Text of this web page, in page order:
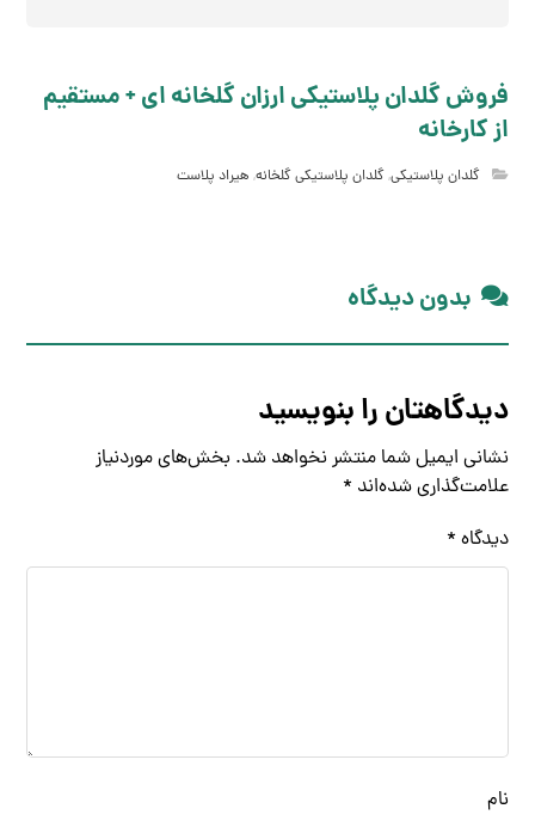
فروش گلدان پلاستیکی ارزان گلخانه ای + مستقیم
از کارخانه
گلدان پلاستیکی,گلدان پلاستیکی گلخانه, هیراد پلاست
بدون دیدگاه
دیدگاهتان را بنویسید
نشانی ایمیل شما منتشر نخواهد شد. بخش‌های موردنیاز
علامت‌گذاری شده‌اند *
دیدگاه *
نام